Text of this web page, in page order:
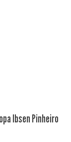
Ibsen Pinheiro